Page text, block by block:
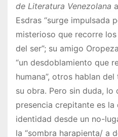
de Literatura Venezolana
Esdras “surge impulsada
misterioso que recorre
del ser”; su amigo
“un desdoblamiento que
humana”, otros hablan
su obra. Pero sin duda, lo
presencia crepitante es
identidad desde un no-
la “sombra harapienta/ a